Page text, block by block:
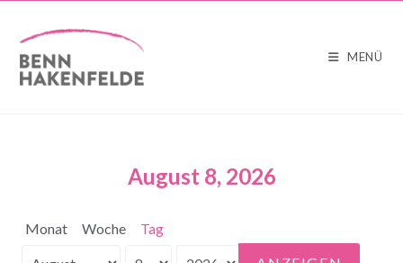
MENÜ
August 8, 2026
Monat Woche Tag